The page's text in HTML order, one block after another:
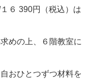
６ 390円（税込）は
めの上、６階教室に
おひとつずつ材料を